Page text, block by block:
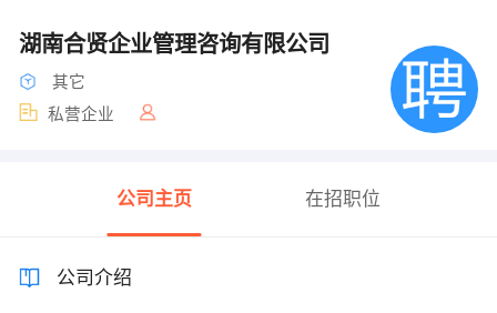
湖南合贤企业管理咨询有限公司
其它
私营企业
公司主页 在招职位
公司介绍